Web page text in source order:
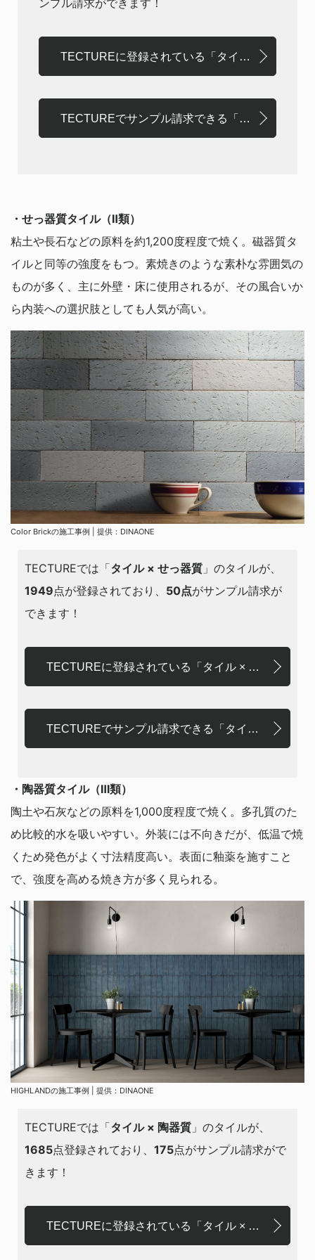
TECTUREに登録されている「タイル × 磁器質」
TECTUREでサンプル請求できる「タイル × 磁器質」
・せっ器質タイル（Ⅱ類）
粘土や長石などの原料を約1,200度程度で焼く。磁器質タ
イルと同等の強度をもつ。素焼きのような素朴な雰囲気の
ものが多く、主に外壁・床に使用されるが、その風合いか
ら内装への選択肢としても人気が高い。
Color Brickの施工事例 | 提供：DINAONE
TECTUREでは「タイル × せっ器質 」のタイルが、
1949点が登録されており、 50点がサンプル請求が
できます！
TECTUREに登録されている「タイル × せっ器質」
TECTUREでサンプル請求できる「タイル × せっ器質」
・陶器質タイル（Ⅲ類）
陶土や石灰などの原料を1,000度程度で焼く。多孔質のた
め比較的水を吸いやすい。外装には不向きだが、低温で焼
くため発色がよく寸法精度高い。表面に釉薬を施すこと
で、強度を高める焼き方が多く見られる。
HIGHLANDの施工事例 | 提供：DINAONE
TECTUREでは「タイル × 陶器質 」のタイルが、
1685点登録されており、 175点がサンプル請求がで
きます！
TECTUREに登録されている「タイル × 陶器質」